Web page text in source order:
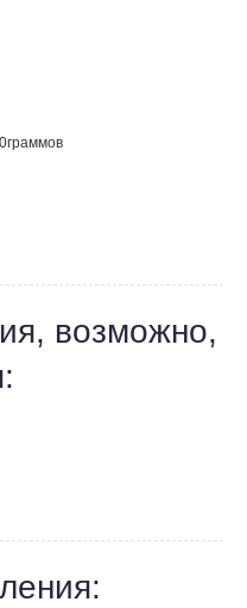
граммов
возможно,